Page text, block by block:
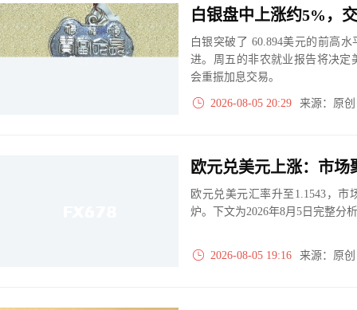
白银盘中上涨约5%，
白银突破了 60.894美元的前高
进。周五的非农就业报告将决定
会重振加息交易。
2026-08-05 20:29 来源：原
欧元兑美元上涨：市
欧元兑美元汇率升至1.1543，
炉。下文为2026年8月5日完整分
2026-08-05 19:16 来源：原